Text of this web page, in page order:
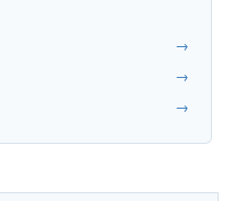
→
→
→